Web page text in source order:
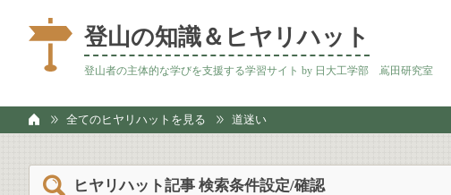
登山の知識＆ヒヤリハット
登山者の主体的な学びを支援する学習サイト by 日大工学部 嶌田研究室
全てのヒヤリハットを見る 道迷い
ヒヤリハット記事 検索条件設定/確認